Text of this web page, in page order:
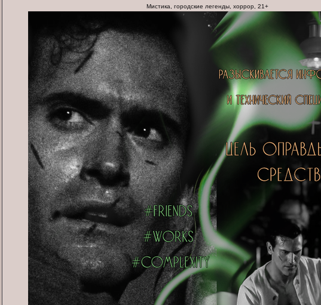
[td width=30%][align=center]Ищем Кокоми, Райдэн и Яэ, чтобы решить
[td width=15%][img]https://upforme.ru/uploads/001b/df/32/196/
[td width=50%]В Сумеру начинают появляться более опасные зоны
[td width=5%][/td]
[td width=30%][align=center]Ищем Кандакию, Коллеи и Сетоса для
[/tr]
[tr]
[td width=15%][img]https://upforme.ru/uploads/001b/df/32/196/
[td width=50%]В Фонтейне происходят перебои пневмусии из-за её реакции
[td width=5%][/td]
[td width=30%][align=center]Ищем Навию и Шарлотту, чтобы добраться до
[/tr]
[tr]
[td width=15%][img]https://upforme.ru/uploads/001b/df/32/196/657415.png[/
[/td]
[td width=50%]Теряющие связь с Царством Ночи натланцы медленно сходят
[td width=5%][/td]
[td width=30%][align=center]Ищем Шилонен и Капитано, чтобы улучшить
[/tr]
Мистика, городские легенды, хоррор, 21+